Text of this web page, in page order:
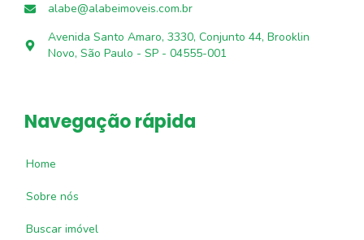
alabe@alabeimoveis.com.br
Avenida Santo Amaro, 3330, Conjunto 44, Brooklin
Novo, São Paulo - SP - 04555-001
Navegação rápida
Home
Sobre nós
Buscar imóvel